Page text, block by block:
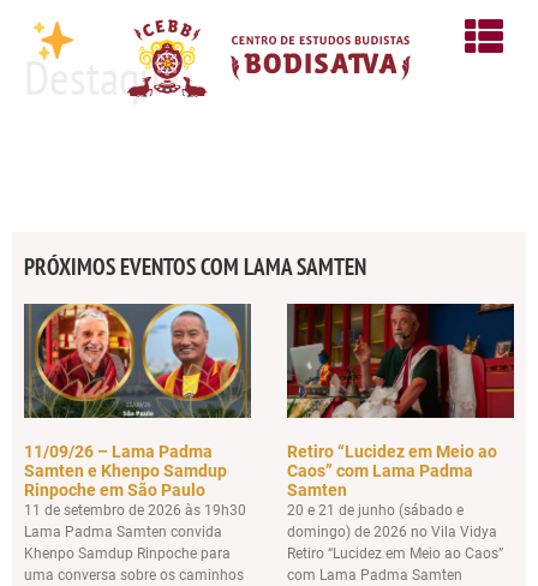
Destaque
PRÓXIMOS EVENTOS COM LAMA SAMTEN
11/09/26 – Lama Padma
Samten e Khenpo Samdup
Rinpoche em São Paulo
11 de setembro de 2026 às 19h30
Lama Padma Samten convida
Khenpo Samdup Rinpoche para
uma conversa sobre os caminhos
Retiro “Lucidez em Meio ao
Caos” com Lama Padma
Samten
20 e 21 de junho (sábado e
domingo) de 2026 no Vila Vidya
Retiro “Lucidez em Meio ao Caos”
com Lama Padma Samten